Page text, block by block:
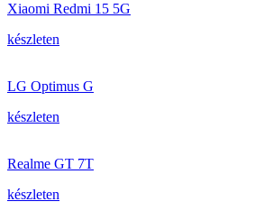
Xiaomi Redmi 15 5G
készleten
LG Optimus G
készleten
Realme GT 7T
készleten